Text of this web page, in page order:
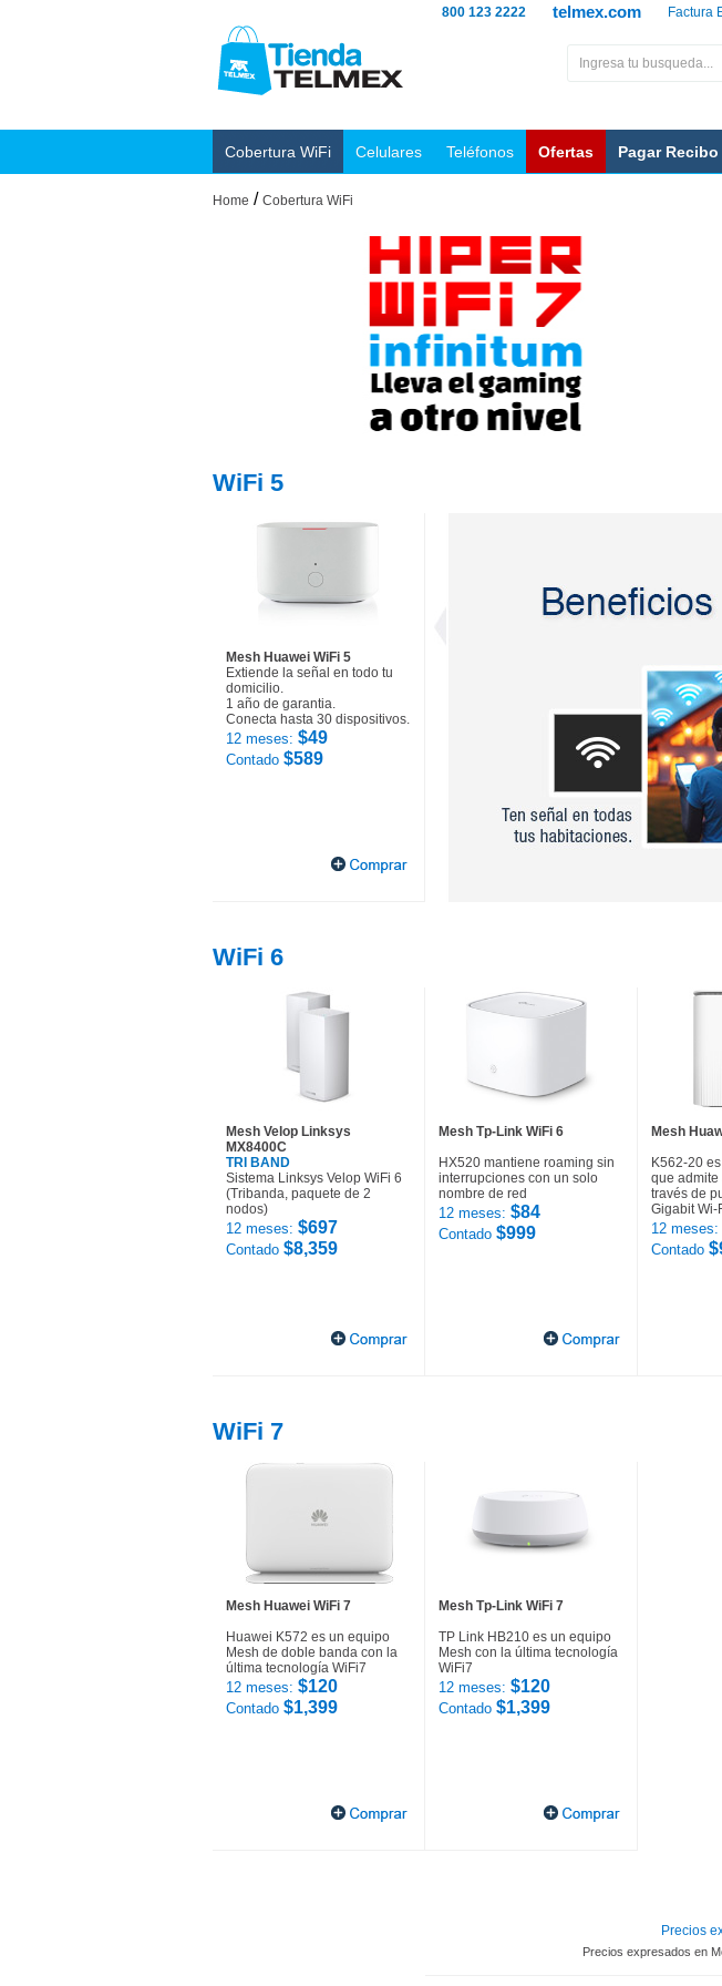
Factura
telmex.com
800 123 2222
Cobertura WiFi Celulares Teléfonos Ofertas Pagar Recibo
Home / Cobertura WiFi
WiFi 5
Mesh Huawei WiFi 5
Extiende la señal en todo tu
domicilio.
1 año de garantia.
Conecta hasta 30 dispositivos.
12 meses: $49
Contado $589
WiFi 6
Mesh Velop Linksys
MX8400C
TRI BAND
Sistema Linksys Velop WiFi 6
(Tribanda, paquete de 2
nodos)
12 meses: $697
Contado $8,359
Mesh Tp-Link WiFi 6
HX520 mantiene roaming sin
interrupciones con un solo
nombre de red
12 meses: $84
Contado $999
Mesh
K562-20
que
través de
Gigabit Wi-
12 meses:
Contado
WiFi 7
Mesh Huawei WiFi 7
Huawei K572 es un equipo
Mesh de doble banda con la
última tecnología WiFi7
12 meses: $120
Contado $1,399
Mesh Tp-Link WiFi 7
TP Link HB210 es un equipo
Mesh con la última tecnología
WiFi7
12 meses: $120
Contado $1,399
Precios
Precios expresados en